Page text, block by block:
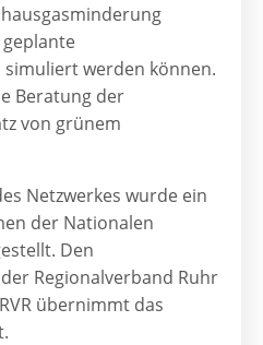
werden können.
Beratung der
von grünem
Netzwerkes wurde ein
der Nationalen
Den
Regionalverband Ruhr
übernimmt das